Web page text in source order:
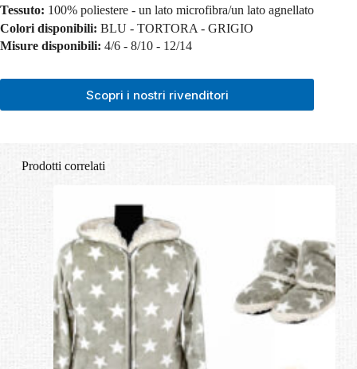
Tessuto: 100% poliestere - un lato microfibra/un lato agnellato
Colori disponibili: BLU - TORTORA - GRIGIO
Misure disponibili: 4/6 - 8/10 - 12/14
Scopri i nostri rivenditori
Prodotti correlati